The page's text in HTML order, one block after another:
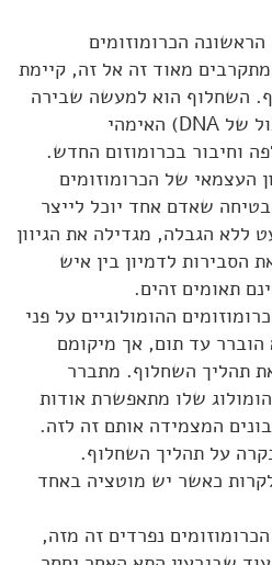
הראשונה הכרומוזומים
מתקרבים מאוד זה אל זה, קיימת
השחלוף הוא למעשה שבירה
של הכרומוזום (סליל כפול של DNA) האימהי
וחיבור בכרומוזום החדש.
העצמאי של הכרומוזומים
שאדם אחד יוכל לייצר
ללא הגבלה, מגדילה את הגיוון
הסבירות לדמיון בין איש
תאומים זהים.
ההומולוגיים על פני
הוברר עד תום, אך מיקומם
תהליך השחלוף. מתברר
שלו מתאפשרת אודות
המצמידה אותם זה לזה.
על תהליך השחלוף.
כאשר יש מוטציה באחד
נפרדים זה מזה,